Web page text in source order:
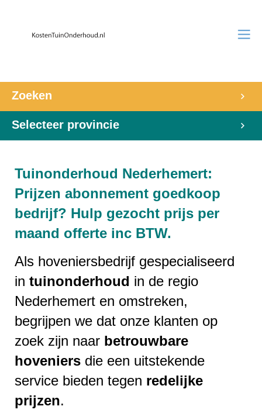
Zoeken
Selecteer provincie
Tuinonderhoud Nederhemert:
Prijzen abonnement goedkoop
bedrijf? Hulp gezocht prijs per
maand offerte inc BTW.
Als hoveniersbedrijf gespecialiseerd
in tuinonderhoud in de regio
Nederhemert en omstreken,
begrijpen we dat onze klanten op
zoek zijn naar betrouwbare
hoveniers die een uitstekende
service bieden tegen redelijke
prijzen.